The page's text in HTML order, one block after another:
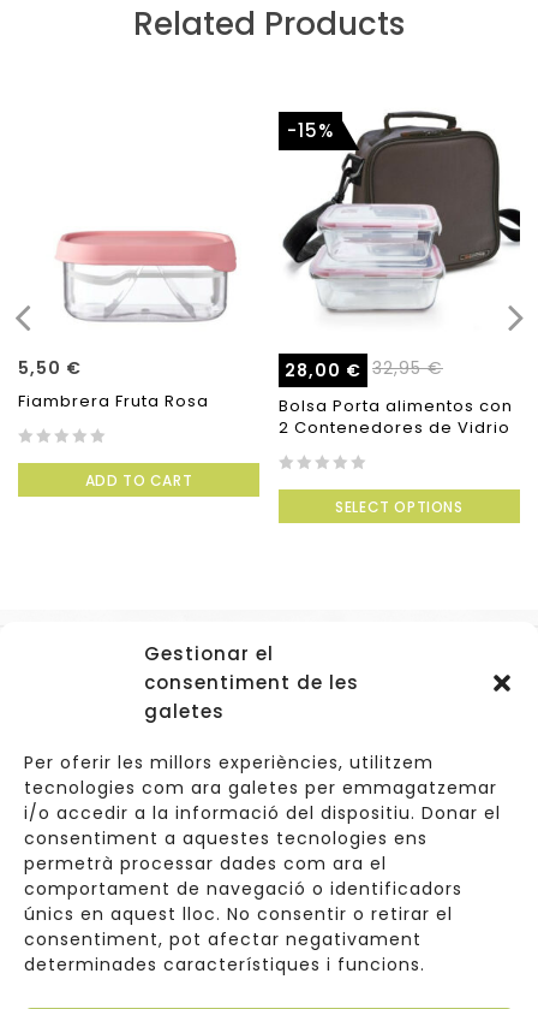
Gestionar el
consentiment de les
galetes
Per oferir les millors experiències, utilitzem
tecnologies com ara galetes per emmagatzemar
i/o accedir a la informació del dispositiu. Donar el
consentiment a aquestes tecnologies ens
permetrà processar dades com ara el
comportament de navegació o identificadors
únics en aquest lloc. No consentir o retirar el
consentiment, pot afectar negativament
determinades característiques i funcions.
Related Products
5,50 €
Fiambrera Fruta Rosa
of
ADD TO CART
-15%
32,95€
28,00 €
Bolsa Porta alimentos con
2 Contenedores de Vidrio
of
SELECT OPTIONS
Carrer de Valldoreix 45, 08172 Sant Cugat del Vallès
933 157 807 | 691967537
info@cuinetes.shop